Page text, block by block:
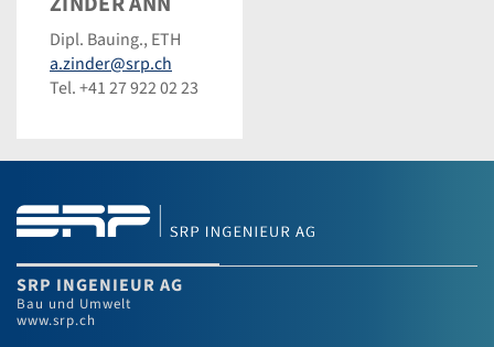
Ann
Dipl. Bauing., ETH
a.zinder@srp.ch
Tel. +41 27 922 02 23
SRP INGENIEUR AG
Bau und Umwelt
www.srp.ch